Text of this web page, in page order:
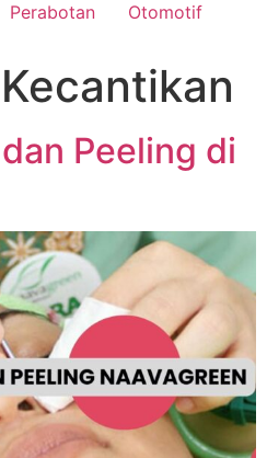
Perabotan Otomotif
Kecantikan
Peeling di